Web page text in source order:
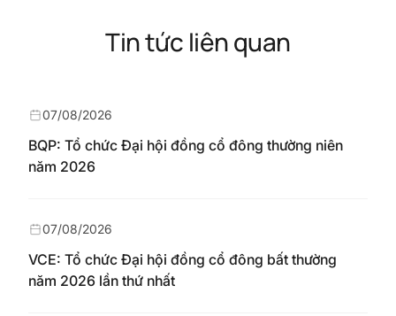
Tin tức liên quan
BQP: Tổ chức Đại hội đồng cổ đông thường niên
năm 2026
07/08/2026
VCE: Tổ chức Đại hội đồng cổ đông bất thường
năm 2026 lần thứ nhất
07/08/2026